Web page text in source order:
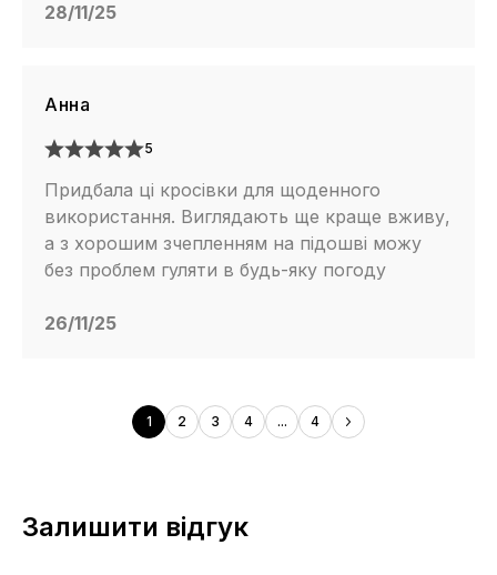
28/11/25
Анна
5
Придбала ці кросівки для щоденного
використання. Виглядають ще краще вживу,
а з хорошим зчепленням на підошві можу
без проблем гуляти в будь-яку погоду
26/11/25
1 2 3 4 ... 4
Залишити відгук